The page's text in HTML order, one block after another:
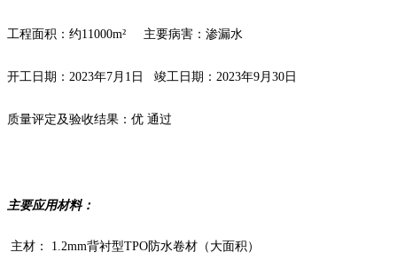
工程面积：约11000m² 主要病害：渗漏水
开工日期：2023年7月1日 竣工日期：2023年9月30日
质量评定及验收结果：优 通过
主要应用材料：
主材： 1.2mm背衬型TPO防水卷材（大面积）